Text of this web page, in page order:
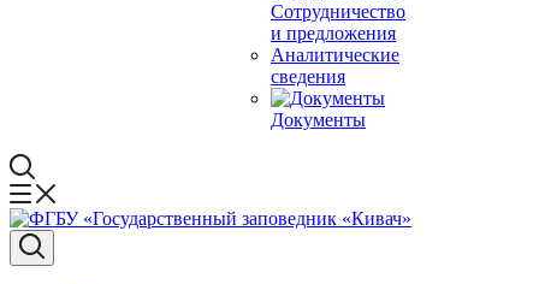
Сотрудничество
и предложения
Аналитические
сведения
Документы